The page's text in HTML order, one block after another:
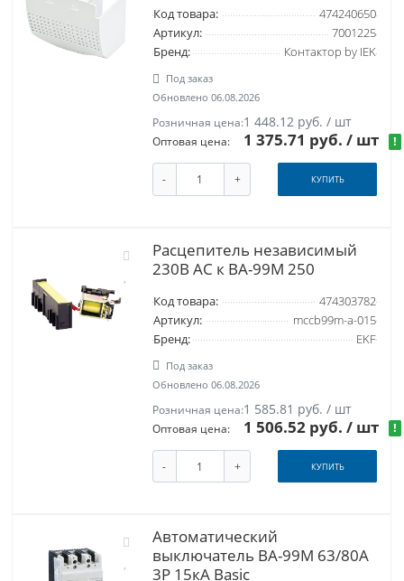
Код товара:
474240650
Артикул:
7001225
Бренд:
Контактор by IEK
Под заказ
Обновлено 06.08.2026
Розничная цена:1 448.12 руб. / шт
Оптовая цена: 1 375.71 руб./ шт !
- + КУПИТЬ
Расцепитель независимый
230В АС к ВА-99М 250
Код товара:
474303782
Артикул:
mccb99m-a-015
Бренд:
EKF
Под заказ
Обновлено 06.08.2026
Розничная цена:1 585.81 руб. / шт
Оптовая цена: 1 506.52 руб./ шт !
- + КУПИТЬ
Автоматический
выключатель ВА-99М 63/80А
3P 15кА Basic